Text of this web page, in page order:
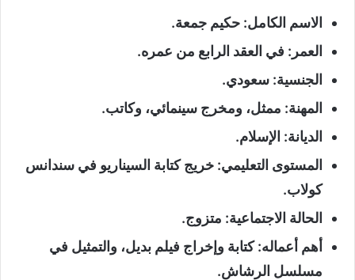
الاسم الكامل: حكيم جمعة.
العمر: في العقد الرابع من عمره.
الجنسية: سعودي.
المهنة: ممثل، ومخرج سينمائي، وكاتب.
الديانة: الإسلام.
المستوى التعليمي: خريج كتابة السيناريو في سندانس
كولاب.
الحالة الاجتماعية: متزوج.
أهم أعماله: كتابة وإخراج فيلم بديل، والتمثيل في
مسلسل الرشاش.